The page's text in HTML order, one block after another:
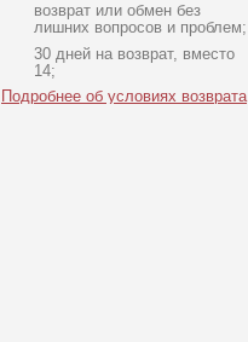
возврат или обмен без
лишних вопросов и проблем;
30 дней на возврат, вместо
14;
Подробнее об условиях возврата